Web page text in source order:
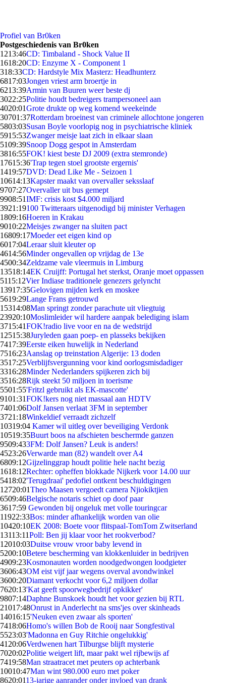
Profiel van Br0ken
Postgeschiedenis van Br0ken
1213:46CD: Timbaland - Shock Value II
1618:20CD: Enzyme X - Component 1
318:33CD: Hardstyle Mix Masterz: Headhunterz
6817:03Jongen vriest arm broertje in
6213:39Armin van Buuren weer beste dj
3022:25Politie houdt bedreigers trampersoneel aan
4020:01Grote drukte op weg komend weekeinde
30701:37Rotterdam broeinest van criminele allochtone jongeren
5803:03Susan Boyle voorlopig nog in psychiatrische kliniek
5915:53Zwanger meisje laat zich in elkaar slaan
5109:39Snoop Dogg gespot in Amsterdam
3816:55FOK! kiest beste DJ 2009 (extra stemronde)
17615:36'Trap tegen stoel grootste ergernis'
1419:57DVD: Dead Like Me - Seizoen 1
10614:13Kapster maakt van overvaller seksslaaf
9707:27Overvaller uit bus gemept
9908:51IMF: crisis kost $4.000 miljard
3921:19100 Twitteraars uitgenodigd bij minister Verhagen
1809:16Hoeren in Krakau
9010:22Meisjes zwanger na sluiten pact
16809:17Moeder eet eigen kind op
6017:04Leraar sluit kleuter op
4614:56Minder ongevallen op vrijdag de 13e
4500:34Zeldzame vale vleermuis in Limburg
13518:14EK Cruijff: Portugal het sterkst, Oranje moet oppassen
5115:12Vier Indiase traditionele genezers gelyncht
13917:35Gelovigen mijden kerk en moskee
5619:29Lange Frans getrouwd
15314:08Man springt zonder parachute uit vliegtuig
23920:10Moslimleider wil hardere aanpak belediging islam
3715:41FOK!radio live voor en na de wedstrijd
12515:38Juryleden gaan poep- en plasseks bekijken
7417:39Eerste eiken huwelijk in Nederland
7516:23Aanslag op treinstation Algerije: 13 doden
3517:25Verblijfsvergunning voor kind oorlogsmisdadiger
3316:28Minder Nederlanders spijkeren zich bij
3516:28Rijk steekt 50 miljoen in toerisme
5501:55'Fritzl gebruikt als EK-mascotte'
9101:31FOK!kers nog niet massaal aan HDTV
7401:06Dolf Jansen verlaat 3FM in september
3721:18Winkeldief verraadt zichzelf
10319:04 Kamer wil uitleg over beveiliging Verdonk
10519:35Buurt boos na afschieten beschermde ganzen
9509:433FM: Dolf Jansen? Leuk is anders!
4523:26Verwarde man (82) wandelt over A4
6809:12Gijzelinggrap houdt politie hele nacht bezig
1618:12Rechter: opheffen blokkade Nijkerk voor 14.00 uur
5418:02'Terugdraai' pedofiel ontkent beschuldigingen
12720:01Theo Maasen vergoedt camera Njiokiktjien
6509:46Belgische notaris schiet op doof paar
3617:59 Gewonden bij ongeluk met volle touringcar
11922:33Bos: minder afhankelijk worden van olie
10420:10EK 2008: Boete voor flitspaal-TomTom Zwitserland
13113:11Poll: Ben jij klaar voor het rookverbod?
12010:03Duitse vrouw vroor baby levend in
5200:10Betere bescherming van klokkenluider in bedrijven
4909:23Kosmonauten worden noodgedwongen loodgieter
3606:43OM eist vijf jaar wegens overval avondwinkel
3600:20Diamant verkocht voor 6,2 miljoen dollar
7620:13'Kat geeft spoorwegbedrijf opkikker'
9807:14Daphne Bunskoek houdt het voor gezien bij RTL
21017:48Onrust in Anderlecht na sms'jes over skinheads
14016:15'Neuken even zwaar als sporten'
7418:06Homo's willen Bob de Rooij naar Songfestival
5523:03'Madonna en Guy Ritchie ongelukkig'
41 20:06Verdwenen hart Tilburgse blijft mysterie
7020:02Politie weigert lift, maar pakt wel rijbewijs af
7419:58Man straatracet met peuters op achterbank
10010:47Man wint 980.000 euro met poker
8620:0113-jarige aanrander onder invloed van drank